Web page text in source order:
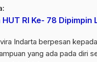
RI Ke- 78
Indarta berpesan
yang ada pada diri